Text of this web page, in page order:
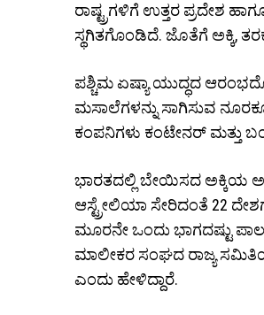
ರಾಷ್ಟ್ರಗಳಿಗೆ ಉತ್ತರ ಪ್ರದೇಶ
ಸ್ಥಗಿತಗೊಂಡಿದೆ. ಜೊತೆಗೆ ಅಕ್ಕಿ,
ಪಶ್ಚಿಮ ಏಷ್ಯಾ ಯುದ್ಧದ
ಮಸಾಲೆಗಳನ್ನು ಸಾಗಿಸುವ
ಕಂಪನಿಗಳು ಕಂಟೇನರ್ ಮತ್ತು
ಭಾರತದಲ್ಲಿ ಬೇಯಿಸದ ಅಕ್ಕಿಯ
ಆಸ್ಟ್ರೇಲಿಯಾ ಸೇರಿದಂತೆ 22
ಮೂರನೇ ಒಂದು ಭಾಗದಷ್ಟು
ಮಾಲೀಕರ ಸಂಘದ ರಾಜ್ಯ
ಎಂದು ಹೇಳಿದ್ದಾರೆ.